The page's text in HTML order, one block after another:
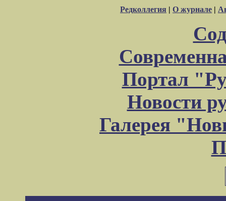
Редколлегия | О журнале |
Портал
Новости
Галерея